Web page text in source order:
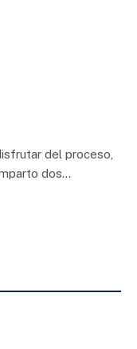
del proceso,
dos…